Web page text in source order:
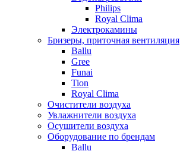
Philips
Royal Clima
Электрокамины
Бризеры, приточная вентиляция
Ballu
Gree
Funai
Tion
Royal Clima
Очистители воздуха
Увлажнители воздуха
Осушители воздуха
Оборудование по брендам
Ballu